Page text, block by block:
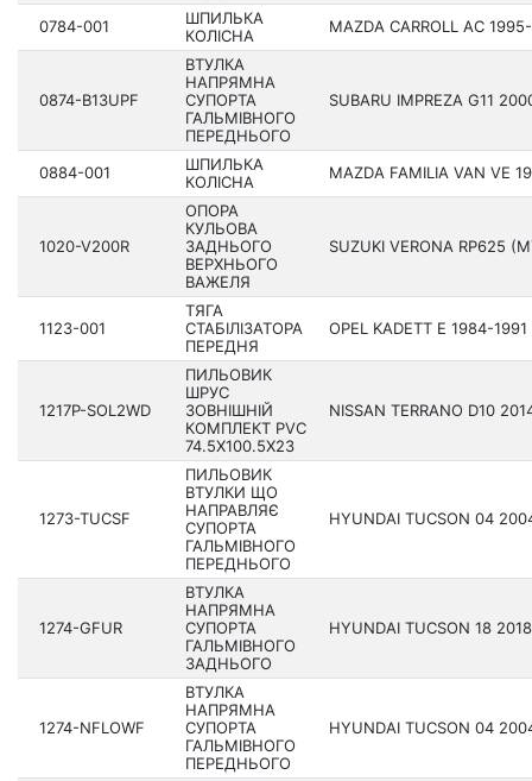
0784-001
ШПИЛЬКА
КОЛІСНА
MAZDA CARROLL AC
0874-B13UPF
ВТУЛКА
НАПРЯМНА
СУПОРТА
ГАЛЬМІВНОГО
ПЕРЕДНЬОГО
SUBARU IMPREZA G11
0884-001
ШПИЛЬКА
КОЛІСНА
MAZDA FAMILIA VAN VE
1020-V200R
ОПОРА
КУЛЬОВА
ЗАДНЬОГО
ВЕРХНЬОГО
ВАЖЕЛЯ
SUZUKI VERONA RP625
1123-001
ТЯГА
СТАБІЛІЗАТОРА
ПЕРЕДНЯ
OPEL KADETT E 1984-1991
1217P-SOL2WD
ПИЛЬОВИК
ШРУС
ЗОВНІШНІЙ
КОМПЛЕКТ PVC
74.5X100.5X23
NISSAN TERRANO D10
1273-TUCSF
ПИЛЬОВИК
ВТУЛКИ ЩО
НАПРАВЛЯЄ
СУПОРТА
ГАЛЬМІВНОГО
ПЕРЕДНЬОГО
HYUNDAI TUCSON 04
1274-GFUR
ВТУЛКА
НАПРЯМНА
СУПОРТА
ГАЛЬМІВНОГО
ЗАДНЬОГО
HYUNDAI TUCSON 18
1274-NFLOWF
ВТУЛКА
НАПРЯМНА
СУПОРТА
ГАЛЬМІВНОГО
ПЕРЕДНЬОГО
HYUNDAI TUCSON 04